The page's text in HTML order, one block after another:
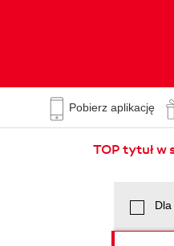
Pobierz aplikację
TOP tytuł w